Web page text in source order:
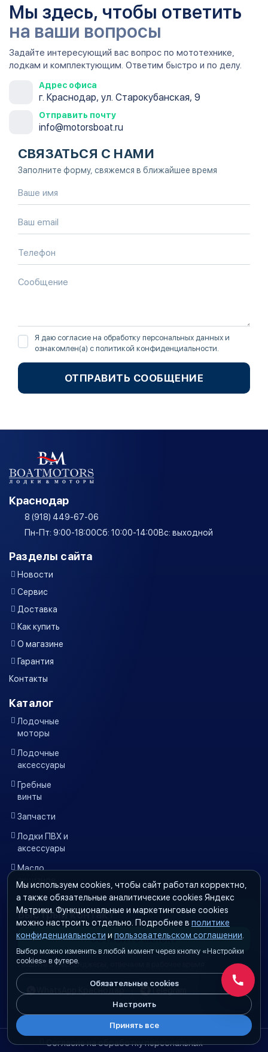
Мы здесь, чтобы ответить
на ваши вопросы
Задайте интересующий вас вопрос по мототехнике,
лодкам и комплектующим. Ответим быстро и по делу.
Адрес офиса
г. Краснодар, ул. Старокубанская, 9
Отправить почту
info@motorsboat.ru
СВЯЗАТЬСЯ С НАМИ
Заполните форму, свяжемся в ближайшее время
Я даю согласие на обработку персональных данных и
ознакомлен(а) с политикой конфиденциальности
ОТПРАВИТЬ СООБЩЕНИЕ
Краснодар
8 (918) 449-67-06
Пн-Пт: 9:00-18:00Сб: 10:00-14:00Вс: выходной
Разделы сайта
Новости
Сервис
Доставка
Как купить
О магазине
Гарантия
Контакты
Каталог
Лодочные
моторы
Лодочные
аксессуары
Гребные
винты
Запчасти
Лодки ПВХ и
аксессуары
Масло
акцизное
Быстрый контакт
ОСТАВИТЬ ЗАЯВКУ
Пишите в мессенджеры, отвечаем в рабочее время.
Согласие на обработку персональных
Мы используем cookies, чтобы сайт работал корректно,
а также обязательные аналитические cookies Яндекс
Метрики. Функциональные и маркетинговые cookies
можно настроить отдельно. Подробнее в политике
конфиденциальности и пользовательском соглашении
Выбор можно изменить в любой момент через кнопку «Настройки
cookies» в футере.
Обязательные cookies
Настроить
Принять все